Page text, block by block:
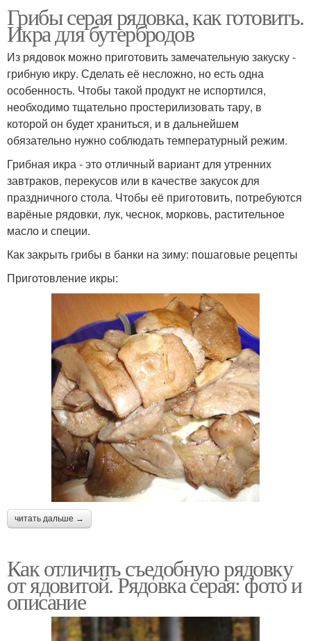
Грибы серая рядовка, как готовить.
Икра для бутербродов
Из рядовок можно приготовить замечательную закуску -
грибную икру. Сделать её несложно, но есть одна
особенность. Чтобы такой продукт не испортился,
необходимо тщательно простерилизовать тару, в
которой он будет храниться, и в дальнейшем
обязательно нужно соблюдать температурный режим.
Грибная икра - это отличный вариант для утренних
завтраков, перекусов или в качестве закусок для
праздничного стола. Чтобы её приготовить, потребуются
варёные рядовки, лук, чеснок, морковь, растительное
масло и специи.
Как закрыть грибы в банки на зиму: пошаговые рецепты
Приготовление икры:
читать дальше →
Как отличить съедобную рядовку
от ядовитой. Рядовка серая: фото и
описание